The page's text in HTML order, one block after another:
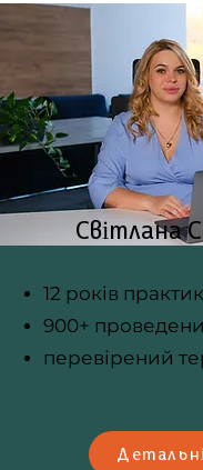
Світлана
12 років
900+
перевірений